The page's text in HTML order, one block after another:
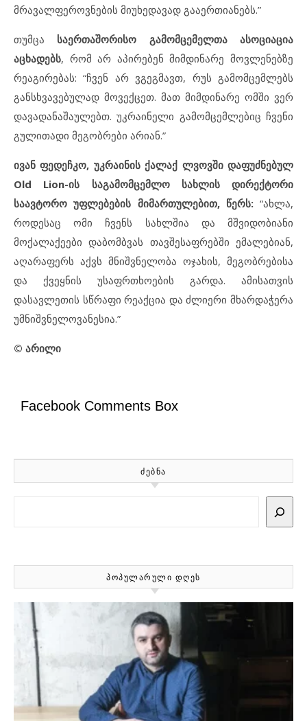
მრავალფეროვნების მიუხედავად გააერთიანებს.”
თუმცა საერთაშორისო გამომცემელთა ასოციაცია
აცხადებს, რომ არ აპირებენ მიმდინარე მოვლენებზე
რეაგირებას: “ჩვენ არ ვგეგმავთ, რუს გამომცემლებს
განსხვავებულად მოვექცეთ. მათ მიმდინარე ომში ვერ
დავადანაშაულებთ. უკრაინელი გამომცემლებიც ჩვენი
გულითადი მეგობრები არიან.”
ივან ფედეჩკო, უკრაინის ქალაქ ლვოვში დაფუძნებულ
Old Lion-ის საგამომცემლო სახლის დირექტორი
საავტორო უფლებების მიმართულებით, წერს: “ახლა,
როდესაც ომი ჩვენს სახლშია და მშვიდობიანი
მოქალაქეები დაბომბვას თავშესაფრებში ემალებიან,
აღარაფერს აქვს მნიშვნელობა ოჯახის, მეგობრებისა
და ქვეყნის უსაფრთხოების გარდა. ამისათვის
დასავლეთის სწრაფი რეაქცია და ძლიერი მხარდაჭერა
უმნიშვნელოვანესია.”
© არილი
Facebook Comments Box
ᲫᲔᲑᲜᲐ
ᲞᲝᲞᲣᲚᲐᲠᲣᲚᲘ ᲓᲦᲔᲡ